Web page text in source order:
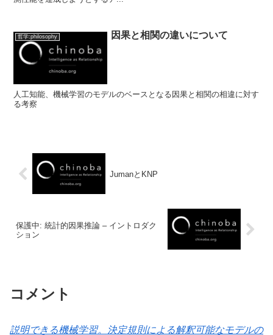
哲学:philosophy 因果と相関の違いについて
人工知能、機械学習のモデルのベースとなる因果と相関の相違に対す
る考察
JumanとKNP
保護中: 統計的因果推論 – イントロダク
ション
コメント
説明できる機械学習。決定規則による解釈可能なモデルの